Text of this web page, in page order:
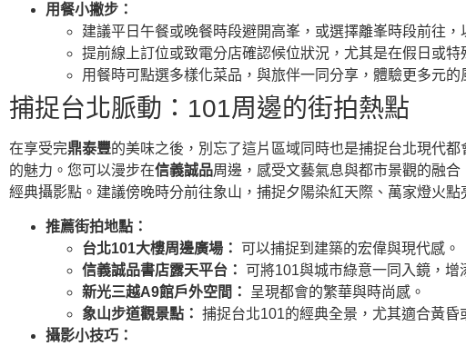
用餐小撇步：
建議平日午餐或晚餐時段避開高峯，或選擇離峯時段前往，
提前線上訂位或致電分店確認候位狀況，尤其是在假日或特
用餐時可點選多樣化菜品，與旅伴一同分享，體驗更多元的
捕捉台北脈動：101周邊的街拍熱點
在享受完鼎泰豐的美味之後，別忘了這片區域同時也是捕捉台北現代
的魅力。您可以漫步在信義誠品周邊，感受文藝氣息與都市景觀的融合
經典攝影點。建議傍晚時分前往象山，捕捉夕陽染紅天際、萬家燈火
推薦街拍地點：
台北101大樓周邊廣場：
可以捕捉到建築的宏偉與現代感。
信義誠品書店露天平台：
可將101與城市綠意一同入鏡，增
新光三越A9館戶外空間：
呈現都會的繁華與時尚感。
象山步道觀景點： 捕捉台北101的經典全景，尤其適合黃昏
攝影小技巧：